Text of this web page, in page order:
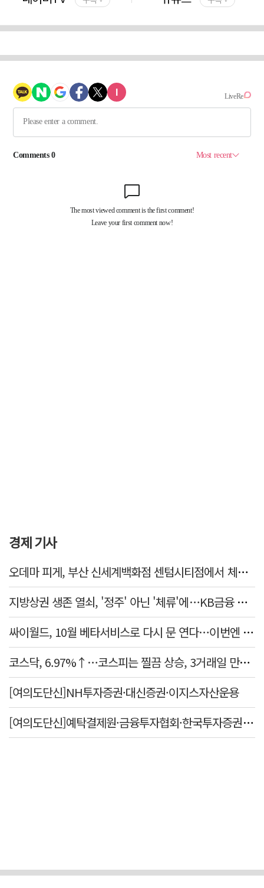
경제 기사
오데마 피게, 부산 신세계백화점 센텀시티점에서 체험형 전시 31일까지
지방상권 생존 열쇠, '정주' 아닌 '체류'에…KB금융 데이터로 본 소상공인 경제
싸이월드, 10월 베타서비스로 다시 문 연다…이번엔 진짜 부활할까
코스닥, 6.97%↑…코스피는 찔끔 상승, 3거래일 만에 반등
[여의도단신]NH투자증권·대신증권·이지스자산운용
[여의도단신]예탁결제원·금융투자협회·한국투자증권·미래에셋증권